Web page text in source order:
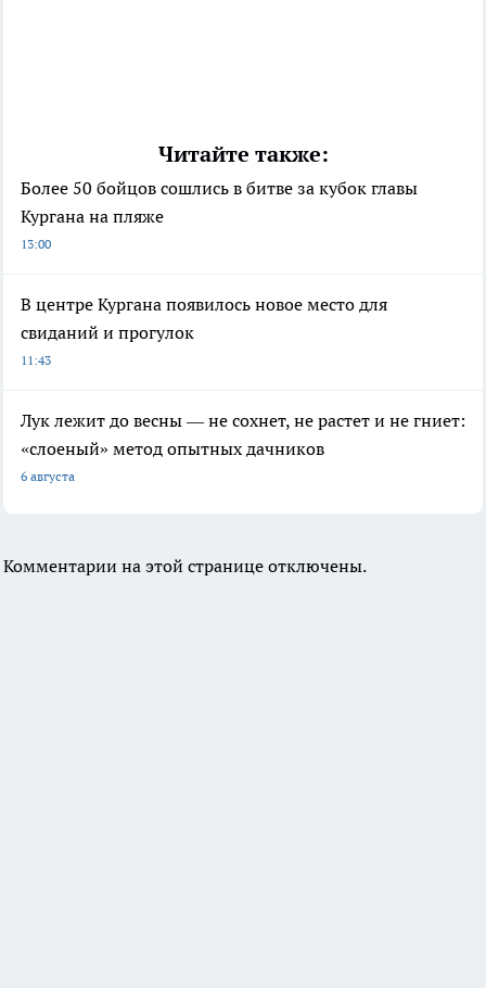
Читайте также:
Более 50 бойцов сошлись в битве за кубок главы
Кургана на пляже
13:00
В центре Кургана появилось новое место для
свиданий и прогулок
11:43
Лук лежит до весны — не сохнет, не растет и не гниет:
«слоеный» метод опытных дачников
6 августа
Комментарии на этой странице отключены.